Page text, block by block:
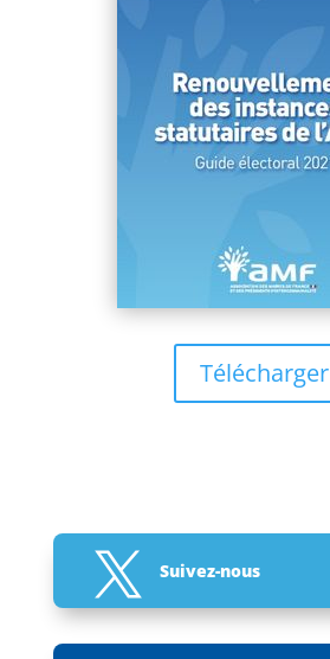
Télécharger
 Suivez-nous